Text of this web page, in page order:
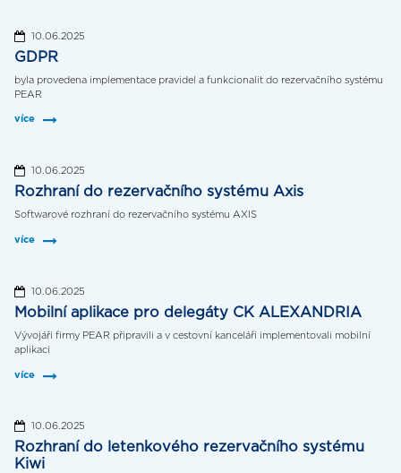
10.06.2025
GDPR
byla provedena implementace pravidel a funkcionalit do rezervačního systému
PEAR
více
10.06.2025
Rozhraní do rezervačního systému Axis
Softwarové rozhraní do rezervačního systému AXIS
více
10.06.2025
Mobilní aplikace pro delegáty CK ALEXANDRIA
Vývojáři firmy PEAR připravili a v cestovní kanceláři implementovali mobilní
aplikaci
více
10.06.2025
Rozhraní do letenkového rezervačního systému
Kiwi